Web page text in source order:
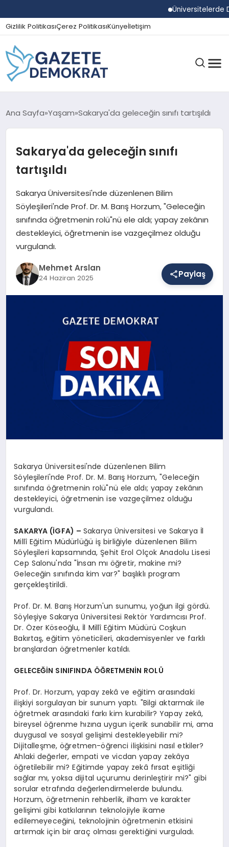
Üniversitelerde
Gizlilik PolitikasıÇerez PolitikasıKünyeİletişim
GÜNDEM
EKONOMI
MAGAZIN
SAĞLIK
Ana Sayfa Yaşam Sakarya'da geleceğin sınıfı tartışıldı
Sakarya'da geleceğin sınıfı
tartışıldı
Sakarya Üniversitesi'nde düzenlenen Bilim
Söyleşileri'nde Prof. Dr. M. Barış Horzum, "Geleceğin
sınıfında öğretmenin rolü"nü ele aldı; yapay zekânın
destekleyici, öğretmenin ise vazgeçilmez olduğu
vurgulandı.
Mehmet Arslan
24 Haziran 2025 Paylaş
Sakarya Üniversitesi'nde düzenlenen Bilim
Söyleşileri'nde Prof. Dr. M. Barış Horzum, "Geleceğin
sınıfında öğretmenin rolü"nü ele aldı; yapay zekânın
destekleyici, öğretmenin ise vazgeçilmez olduğu
vurgulandı.
SAKARYA (İGFA) –Sakarya Üniversitesi ve Sakarya İl
Millî Eğitim Müdürlüğü iş birliğiyle düzenlenen Bilim
Söyleşileri kapsamında, Şehit Erol Olçok Anadolu Lisesi
Cep Salonu'nda "İnsan mı öğretir, makine mi?
Geleceğin sınıfında kim var?" başlıklı program
gerçekleştirildi.
Prof. Dr. M. Barış Horzum'un sunumu, yoğun ilgi gördü.
Söyleşiye Sakarya Üniversitesi Rektör Yardımcısı Prof.
Dr. Özer Köseoğlu, İl Millî Eğitim Müdürü Coşkun
Bakırtaş, eğitim yöneticileri, akademisyenler ve farklı
branşlardan öğretmenler katıldı.
GELECEĞİN SINIFINDA ÖĞRETMENİN ROLÜ
Prof. Dr. Horzum, yapay zekâ ve eğitim arasındaki
ilişkiyi sorgulayan bir sunum yaptı. "Bilgi aktarmak ile
öğretmek arasındaki farkı kim kurabilir? Yapay zekâ,
bireysel öğrenme hızına uygun içerik sunabilir mi, ama
duygusal ve sosyal gelişimi destekleyebilir mi?
Dijitalleşme, öğretmen-öğrenci ilişkisini nasıl etkiler?
Ahlaki değerler, empati ve vicdan yapay zekâya
öğretilebilir mi? Eğitimde yapay zekâ fırsat eşitliği
sağlar mı, yoksa dijital uçurumu derinleştirir mi?" gibi
sorular etrafında değerlendirmelerde bulundu.
Horzum, öğretmenin rehberlik, ilham ve karakter
gelişimi gibi katkılarının teknolojiyle ikame
edilemeyeceğini, teknolojinin öğretmenin etkisini
artırmak için bir araç olması gerektiğini vurguladı.